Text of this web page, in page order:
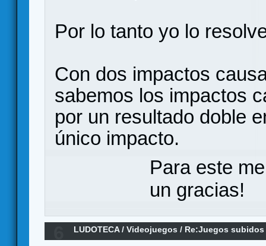
Por lo tanto yo lo
Con dos impactos
sabemos los impactos
por un resultado doble
único impacto.
Para este
un gracias!
LUDOTECA/Videojuegos / Re:Juegos